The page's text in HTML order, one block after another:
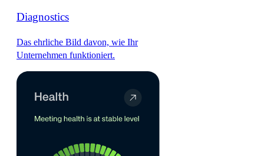
Diagnostics
Das ehrliche Bild davon, wie Ihr
Unternehmen funktioniert.